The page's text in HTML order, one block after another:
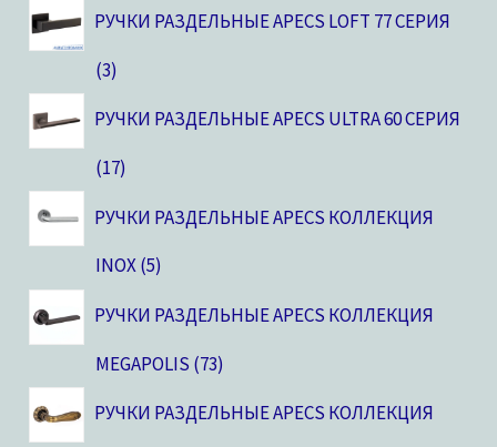
РУЧКИ РАЗДЕЛЬНЫЕ APECS LOFT 77 СЕРИЯ
3
РУЧКИ РАЗДЕЛЬНЫЕ APECS ULTRA 60 СЕРИЯ
17
РУЧКИ РАЗДЕЛЬНЫЕ APECS КОЛЛЕКЦИЯ
INOX 5
РУЧКИ РАЗДЕЛЬНЫЕ APECS КОЛЛЕКЦИЯ
MEGAPOLIS 73
РУЧКИ РАЗДЕЛЬНЫЕ APECS КОЛЛЕКЦИЯ